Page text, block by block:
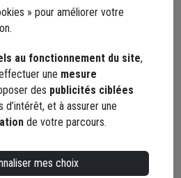
pour
MM
stock agence
Rouleau laine de
M x 1,20 M -
Code : 112347-1
33,46 €
soit108,40 €
dont
Livraison
» pour améliorer votre
au fonctionnement du site,
une mesure
des publicités ciblées
et à assurer une
de votre parcours.
mes choix